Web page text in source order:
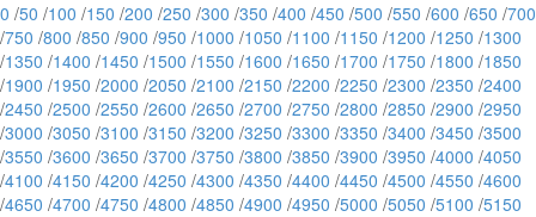
0 /50 /100 /150 /200 /250 /300 /350 /400 /450 /500 /550 /600 /650 /700
/750 /800 /850 /900 /950 /1000 /1050 /1100 /1150 /1200 /1250 /1300
/1350 /1400 /1450 /1500 /1550 /1600 /1650 /1700 /1750 /1800 /1850
/1900 /1950 /2000 /2050 /2100 /2150 /2200 /2250 /2300 /2350 /2400
/2450 /2500 /2550 /2600 /2650 /2700 /2750 /2800 /2850 /2900 /2950
/3000 /3050 /3100 /3150 /3200 /3250 /3300 /3350 /3400 /3450 /3500
/3550 /3600 /3650 /3700 /3750 /3800 /3850 /3900 /3950 /4000 /4050
/4100 /4150 /4200 /4250 /4300 /4350 /4400 /4450 /4500 /4550 /4600
/4650 /4700 /4750 /4800 /4850 /4900 /4950 /5000 /5050 /5100 /5150